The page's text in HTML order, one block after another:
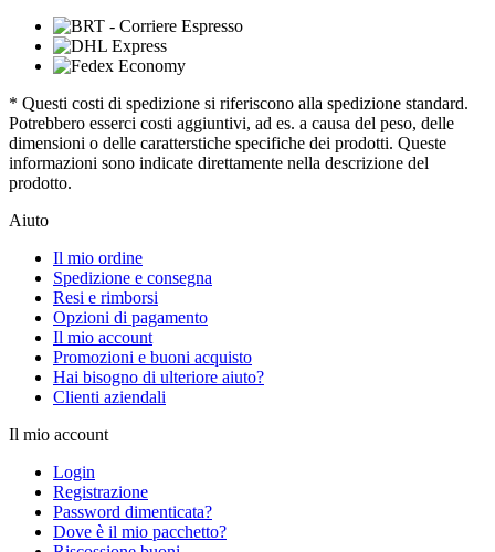
* Questi costi di spedizione si riferiscono alla spedizione standard.
Potrebbero esserci costi aggiuntivi, ad es. a causa del peso, delle
dimensioni o delle caratterstiche specifiche dei prodotti. Queste
informazioni sono indicate direttamente nella descrizione del
prodotto.
Aiuto
Il mio ordine
Spedizione e consegna
Resi e rimborsi
Opzioni di pagamento
Il mio account
Promozioni e buoni acquisto
Hai bisogno di ulteriore aiuto?
Clienti aziendali
Il mio account
Login
Registrazione
Password dimenticata?
Dove è il mio pacchetto?